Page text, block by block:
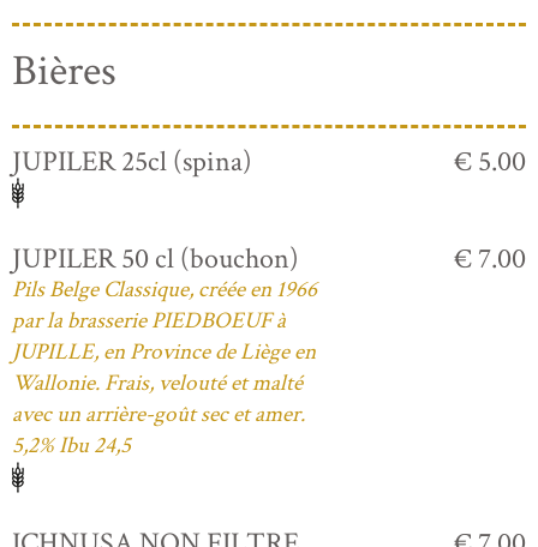
Bières
JUPILER 25cl (spina) € 5.00
JUPILER 50 cl (bouchon)
Pils Belge Classique, créée en 1966
par la brasserie PIEDBOEUF à
JUPILLE, en Province de Liège en
Wallonie. Frais, velouté et malté
avec un arrière-goût sec et amer.
5,2% Ibu 24,5
€ 7.00